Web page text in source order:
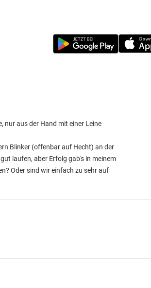
nur aus der Hand mit einer Leine
Blinker (offenbar auf Hecht) an der
laufen, aber Erfolg gab's in meinem
Oder sind wir einfach zu sehr auf